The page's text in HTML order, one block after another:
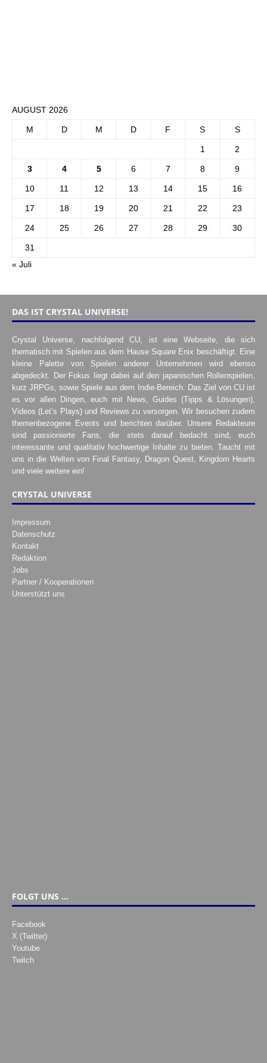
AUGUST 2026
M D M D F S S
1 2
3 4 5 6 7 8 9
10 11 12 13 14 15 16
17 18 19 20 21 22 23
24 25 26 27 28 29 30
31
« Juli
DAS IST CRYSTAL UNIVERSE!
Crystal Universe, nachfolgend CU, ist eine Webseite, die sich
thematisch mit Spielen aus dem Hause Square Enix beschäftigt. Eine
kleine Palette von Spielen anderer Unternehmen wird ebenso
abgedeckt. Der Fokus liegt dabei auf den japanischen Rollenspielen,
kurz JRPGs, sowie Spiele aus dem Indie-Bereich. Das Ziel von CU ist
es vor allen Dingen, euch mit News, Guides (Tipps & Lösungen),
Videos (Let’s Plays) und Reviews zu versorgen. Wir besuchen zudem
themenbezogene Events und berichten darüber. Unsere Redakteure
sind passionierte Fans, die stets darauf bedacht sind, euch
interessante und qualitativ hochwertige Inhalte zu bieten. Taucht mit
uns in die Welten von Final Fantasy, Dragon Quest, Kingdom Hearts
und viele weitere ein!
CRYSTAL UNIVERSE
Impressum
Datenschutz
Kontakt
Redaktion
Jobs
Partner / Kooperationen
Unterstützt uns
FOLGT UNS …
Facebook
X (Twitter)
Youtube
Twitch